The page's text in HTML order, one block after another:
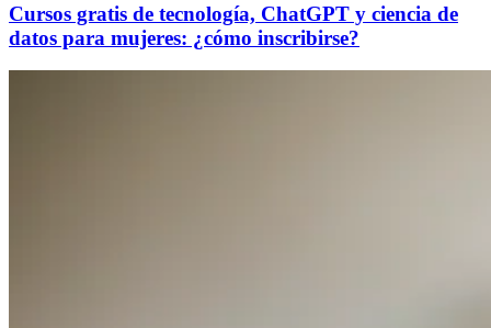
Cursos gratis de tecnología, ChatGPT y ciencia de
datos para mujeres: ¿cómo inscribirse?